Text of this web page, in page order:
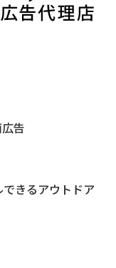
告
きるアウトドア